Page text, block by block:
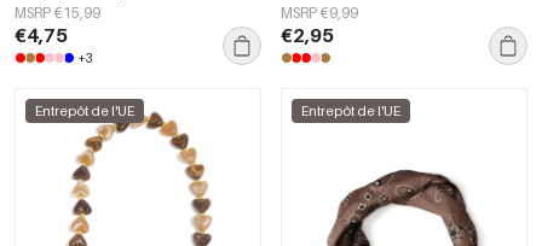
du quotidien
MSRP €15,99
€4,75
+3
décontractées Accessoires du
quotidien
MSRP €9,99
€2,95
Entrepôt de l'UE Entrepôt de l'UE